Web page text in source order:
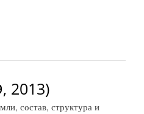
2013)
состав, структура и